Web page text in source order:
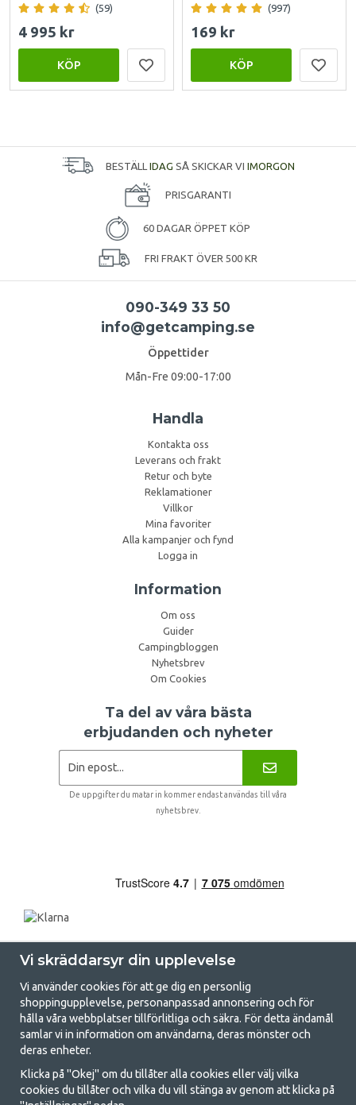
(59)
4 995 kr
KÖP
(997)
169 kr
KÖP
BESTÄLL IDAG SÅ SKICKAR VI IMORGON
PRISGARANTI
60 DAGAR ÖPPET KÖP
FRI FRAKT ÖVER 500 KR
090-349 33 50
info@getcamping.se
Öppettider
Mån-Fre 09:00-17:00
Handla
Kontakta oss
Leverans och frakt
Retur och byte
Reklamationer
Villkor
Mina favoriter
Alla kampanjer och fynd
Logga in
Information
Om oss
Guider
Campingbloggen
Nyhetsbrev
Om Cookies
Ta del av våra bästa
erbjudanden och nyheter
De uppgifter du matar in kommer endast användas till våra
nyhetsbrev.
GetCamping.se - Din butik för camping
och uteliv
Att campa kan antingen vara en livsstil eller ett sätt att samla familjen
Vi skräddarsyr din upplevelse
Vi använder cookies för att ge dig en personlig
shoppingupplevelse, personanpassad annonsering och för
hålla våra webbplatser tillförlitliga och säkra. För detta ändamål
samlar vi in information om användarna, deras mönster och
deras enheter.
Klicka på "Okej" om du tillåter alla cookies eller välj vilka
cookies du tillåter och vilka du vill stänga av genom att klicka på